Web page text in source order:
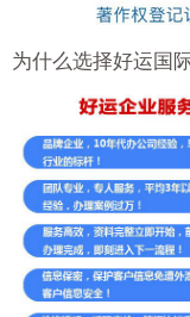
为什么选择好运国